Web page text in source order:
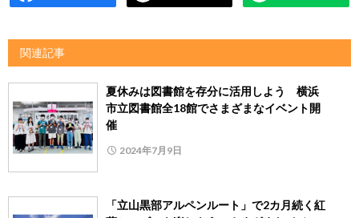
関連記事
夏休みは図書館を存分に活用しよう 横浜
市立図書館全18館でさまざまなイベント開
催
2024年7月9日
「立山黒部アルペンルート」で2カ月続く紅